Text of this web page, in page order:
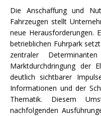
Die Anschaffung und
Fahrzeugen stellt
neue Herausforderungen.
betrieblichen Fuhrpark
zentraler
Marktdurchdringung der
deutlich sichtbarer
Informationen und der
Thematik. Diesem
nachfolgenden